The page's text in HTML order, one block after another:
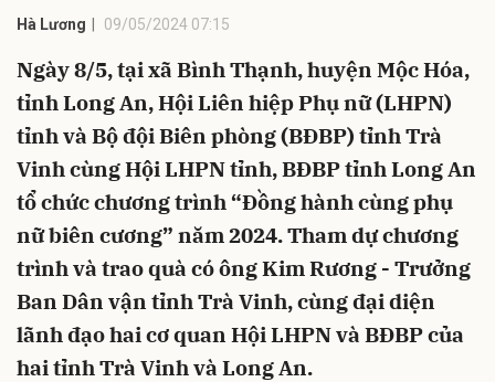
Hà Lương 09/05/2024 07:15
Ngày 8/5, tại xã Bình Thạnh, huyện Mộc Hóa,
tỉnh Long An, Hội Liên hiệp Phụ nữ (LHPN)
tỉnh và Bộ đội Biên phòng (BĐBP) tỉnh Trà
Vinh cùng Hội LHPN tỉnh, BĐBP tỉnh Long An
tổ chức chương trình “Đồng hành cùng phụ
nữ biên cương” năm 2024. Tham dự chương
trình và trao quà có ông Kim Rương - Trưởng
Ban Dân vận tỉnh Trà Vinh, cùng đại diện
lãnh đạo hai cơ quan Hội LHPN và BĐBP của
hai tỉnh Trà Vinh và Long An.